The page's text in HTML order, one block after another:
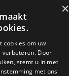
030 6868444
info@trinamiek.nl
×
cookies om uw
Door
stemt u in met
met ons